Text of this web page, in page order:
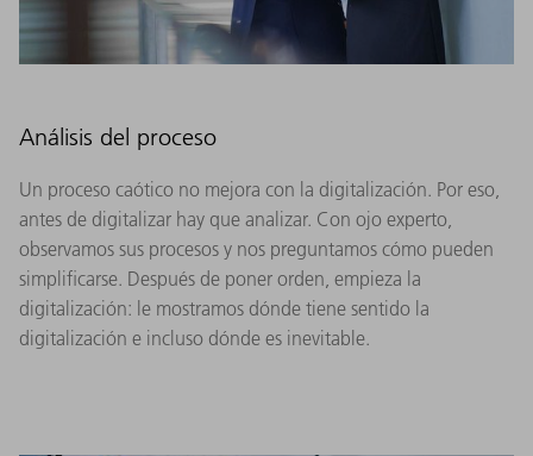
Análisis del proceso
Un proceso caótico no mejora con la digitalización. Por eso,
antes de digitalizar hay que analizar. Con ojo experto,
observamos sus procesos y nos preguntamos cómo pueden
simplificarse. Después de poner orden, empieza la
digitalización: le mostramos dónde tiene sentido la
digitalización e incluso dónde es inevitable.